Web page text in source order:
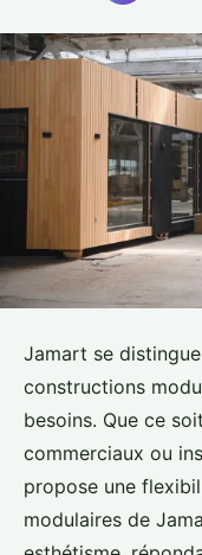
Jamart se
constructions
besoins. Que ce
commerciaux ou
propose une
modulaires de